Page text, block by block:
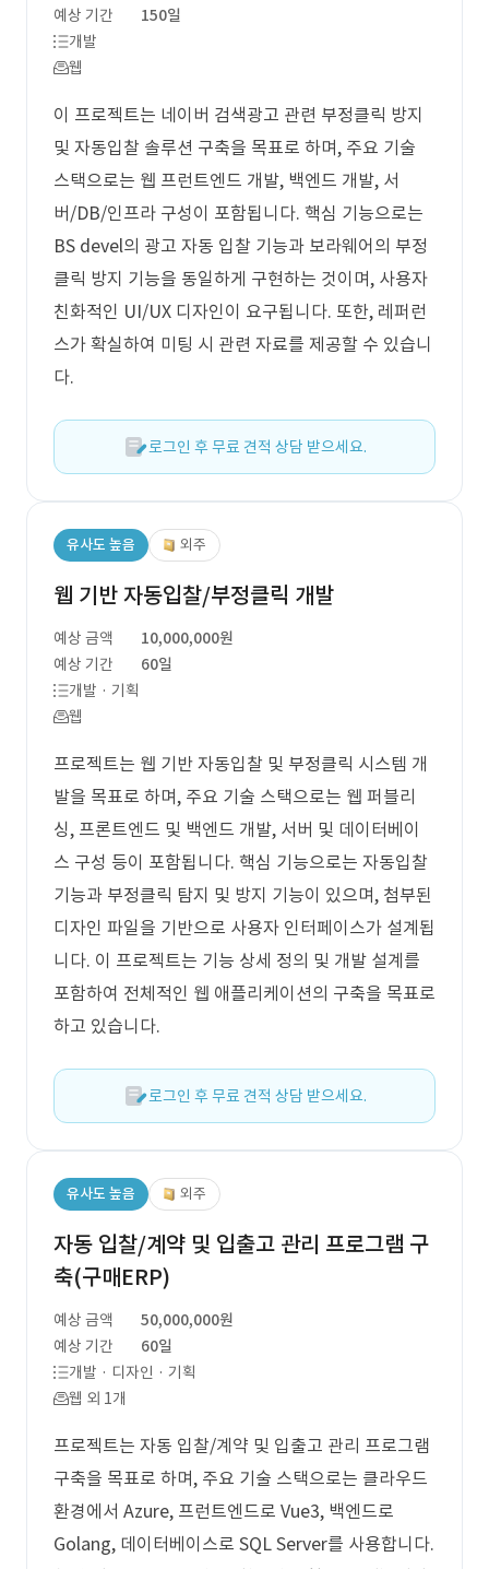
예상 기간
150일
개발
웹
이 프로젝트는 네이버 검색광고 관련 부정클릭 방지
및 자동입찰 솔루션 구축을 목표로 하며, 주요 기술
스택으로는 웹 프런트엔드 개발, 백엔드 개발, 서
버/DB/인프라 구성이 포함됩니다. 핵심 기능으로는
BS devel의 광고 자동 입찰 기능과 보라웨어의 부정
클릭 방지 기능을 동일하게 구현하는 것이며, 사용자
친화적인 UI/UX 디자인이 요구됩니다. 또한, 레퍼런
스가 확실하여 미팅 시 관련 자료를 제공할 수 있습니
다.
로그인 후 무료 견적 상담 받으세요.
유사도 높음 외주
웹 기반 자동입찰/부정클릭 개발
예상 금액
10,000,000원
예상 기간
60일
개발 · 기획
웹
프로젝트는 웹 기반 자동입찰 및 부정클릭 시스템 개
발을 목표로 하며, 주요 기술 스택으로는 웹 퍼블리
싱, 프론트엔드 및 백엔드 개발, 서버 및 데이터베이
스 구성 등이 포함됩니다. 핵심 기능으로는 자동입찰
기능과 부정클릭 탐지 및 방지 기능이 있으며, 첨부된
디자인 파일을 기반으로 사용자 인터페이스가 설계됩
니다. 이 프로젝트는 기능 상세 정의 및 개발 설계를
포함하여 전체적인 웹 애플리케이션의 구축을 목표로
하고 있습니다.
로그인 후 무료 견적 상담 받으세요.
유사도 높음 외주
자동 입찰/계약 및 입출고 관리 프로그램 구
축(구매ERP)
예상 금액
50,000,000원
예상 기간
60일
개발 · 디자인 · 기획
웹 외 1개
프로젝트는 자동 입찰/계약 및 입출고 관리 프로그램
구축을 목표로 하며, 주요 기술 스택으로는 클라우드
환경에서 Azure, 프런트엔드로 Vue3, 백엔드로
Golang, 데이터베이스로 SQL Server를 사용합니다.